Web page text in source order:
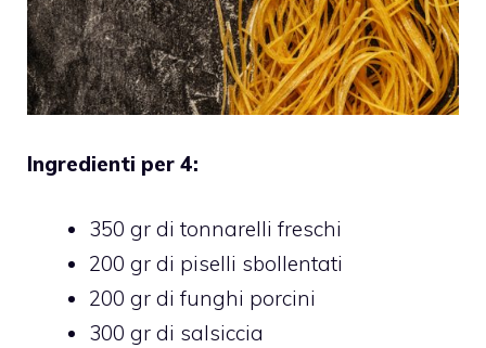
Ingredienti per 4:
350 gr di tonnarelli freschi
200 gr di piselli sbollentati
200 gr di funghi porcini
300 gr di salsiccia